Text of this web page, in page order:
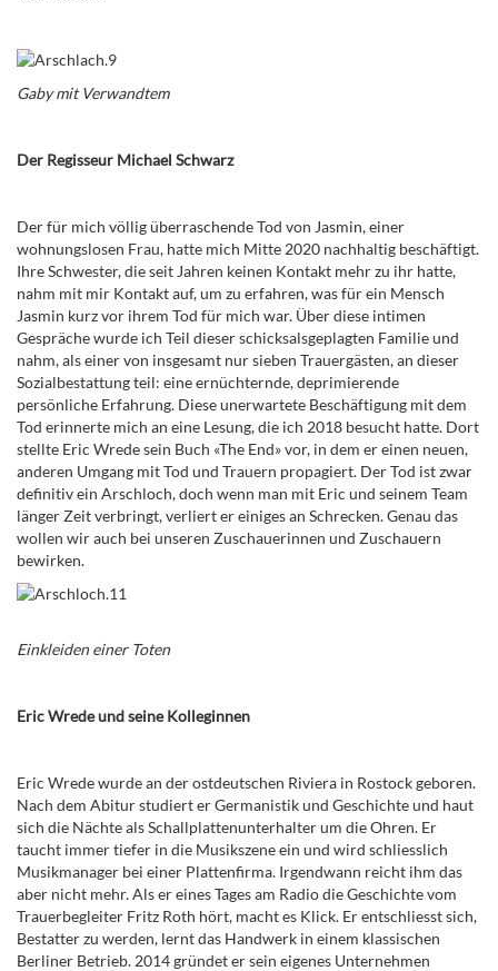
Gaby mit Verwandtem
Der Regisseur Michael Schwarz
Der für mich völlig überraschende Tod von Jasmin, einer
wohnungslosen Frau, hatte mich Mitte 2020 nachhaltig beschäftigt.
Ihre Schwester, die seit Jahren keinen Kontakt mehr zu ihr hatte,
nahm mit mir Kontakt auf, um zu erfahren, was für ein Mensch
Jasmin kurz vor ihrem Tod für mich war. Über diese intimen
Gespräche wurde ich Teil dieser schicksalsgeplagten Familie und
nahm, als einer von insgesamt nur sieben Trauergästen, an dieser
Sozialbestattung teil: eine ernüchternde, deprimierende
persönliche Erfahrung. Diese unerwartete Beschäftigung mit dem
Tod erinnerte mich an eine Lesung, die ich 2018 besucht hatte. Dort
stellte Eric Wrede sein Buch «The End» vor, in dem er einen neuen,
anderen Umgang mit Tod und Trauern propagiert. Der Tod ist zwar
definitiv ein Arschloch, doch wenn man mit Eric und seinem Team
länger Zeit verbringt, verliert er einiges an Schrecken. Genau das
wollen wir auch bei unseren Zuschauerinnen und Zuschauern
bewirken.
Einkleiden einer Toten
Eric Wrede und seine Kolleginnen
Eric Wrede wurde an der ostdeutschen Riviera in Rostock geboren.
Nach dem Abitur studiert er Germanistik und Geschichte und haut
sich die Nächte als Schallplattenunterhalter um die Ohren. Er
taucht immer tiefer in die Musikszene ein und wird schliesslich
Musikmanager bei einer Plattenfirma. Irgendwann reicht ihm das
aber nicht mehr. Als er eines Tages am Radio die Geschichte vom
Trauerbegleiter Fritz Roth hört, macht es Klick. Er entschliesst sich,
Bestatter zu werden, lernt das Handwerk in einem klassischen
Berliner Betrieb. 2014 gründet er sein eigenes Unternehmen